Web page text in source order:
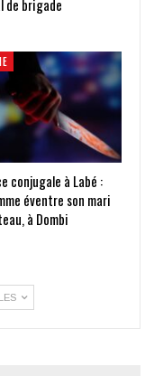
de brigade
conjugale à Labé :
éventre son mari
à Dombi